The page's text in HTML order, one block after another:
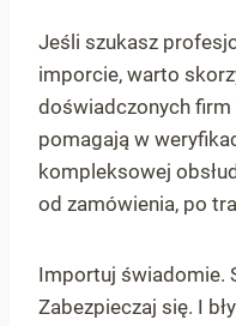
Jeśli szukasz
imporcie, warto
doświadczonych
pomagają w
kompleksowej
od zamówienia, po
Importuj świadomie.
Zabezpieczaj się. I